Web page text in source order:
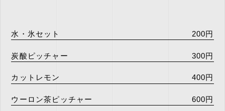
水・氷セット 200円
炭酸ピッチャー 300円
カットレモン 400円
ウーロン茶ピッチャー 600円